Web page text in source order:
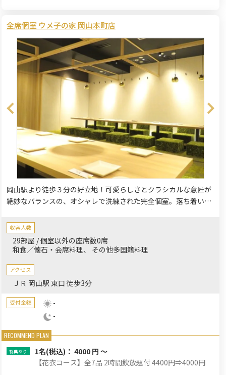
全席個室 ウメ子の家 岡山本町店
岡山駅より徒歩３分の好立地！可愛らしさとクラシカルな意匠が
絶妙なバランスの、オシャレで洗練された完全個室。落ち着いた
です。ご家族のお集まりにも利用しやすい多彩なコースをご用
意。こだわりの梅酒や華やかな創作和食でおもてなしいたしま
す。
収容人数
29部屋 / 個室以外の座席数0席
和食／懐石・会席料理
その他多国籍料理
アクセス
ＪＲ 岡山駅 東口 徒歩3分
受付金額
-
-
1名(税込)： 4000 円 ～
【花衣コース】全7品 2時間飲放題付 4400円⇒4000円